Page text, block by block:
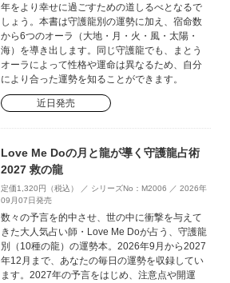
年をより幸せに過ごすための道しるべとなるで
しょう。本書は守護龍別の運勢に加え、宿命数
から6つのオーラ（大地・月・火・風・太陽・
海）を導き出します。同じ守護龍でも、まとう
オーラによって性格や運命は異なるため、自分
により合った運勢を知ることができます。
近日発売
Love Me Doの月と龍が導く守護龍占術
2027 救の龍
定価1,320円（税込） ／ シリーズNo：M2006 ／ 2026年
09月07日発売
数々の予言を的中させ、世の中に衝撃を与えて
きた大人気占い師・Love Me Doが占う、守護龍
別（10種の龍）の運勢本。2026年9月から2027
年12月まで、あなたの毎日の運勢を収録してい
ます。2027年の予言をはじめ、注意点や開運